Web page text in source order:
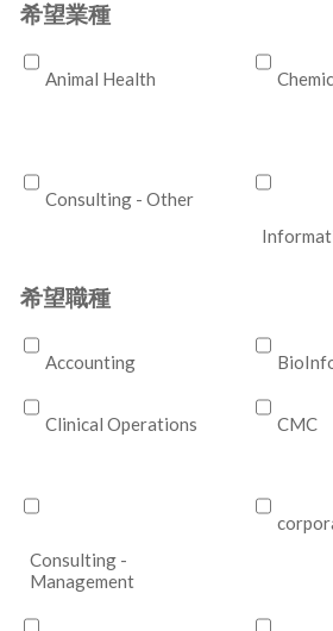
希望業種
Animal Health
Consulting - Other
希望職種
Accounting
Clinical Operations CMC
Consulting -
Management